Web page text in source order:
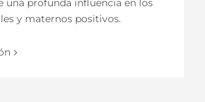
una profunda influencia en los
y maternos positivos.